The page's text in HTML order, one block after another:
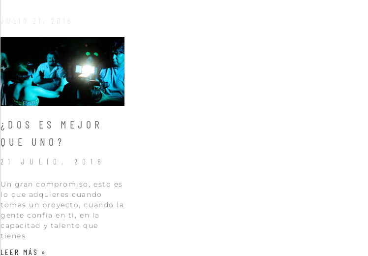
JULIO 21, 2016
¿DOS ES MEJOR
QUE UNO?
21 JULIO, 2016
Un gran compromiso, esto es
lo que adquieres cuando
tomas un proyecto, cuando la
gente confía en ti, en la
capacitad y talento que
tienes
LEER MÁS »